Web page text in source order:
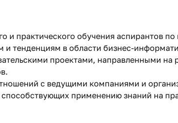
и практического обучения аспирантов
тенденциям в области бизнес-
проектами, направленными
с ведущими компаниями и
применению знаний на